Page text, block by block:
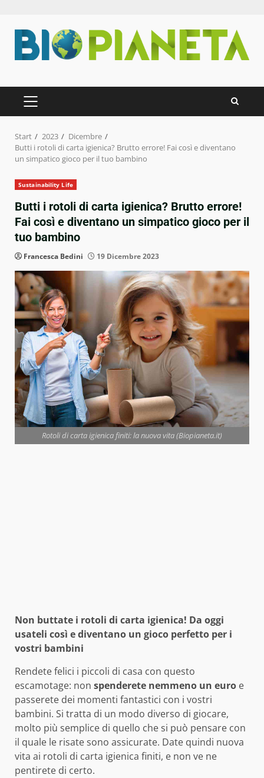
Inhalt
springen
PRIMÄRES
MENÜ
Start 2023
Dicembre
Butti i rotoli di carta igienica? Brutto errore! Fai così e diventano
un simpatico gioco per il tuo bambino
Sustainability Life
Butti i rotoli di carta igienica? Brutto errore!
Fai così e diventano un simpatico gioco per il
tuo bambino
Francesca Bedini 19 Dicembre 2023
Rotoli di carta igienica finiti: la nuova vita (Biopianeta.it)
Non buttate i rotoli di carta igienica! Da oggi
usateli così e diventano un gioco perfetto per i
vostri bambini
Rendete felici i piccoli di casa con questo
escamotage: non spenderete nemmeno un euro e
passerete dei momenti fantastici con i vostri
bambini. Si tratta di un modo diverso di giocare,
molto più semplice di quello che si può pensare con
il quale le risate sono assicurate. Date quindi nuova
vita ai rotoli di carta igienica finiti, e non ve ne
pentirete di certo.